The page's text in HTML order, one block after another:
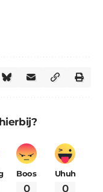
Boos
0
Uhuh
0